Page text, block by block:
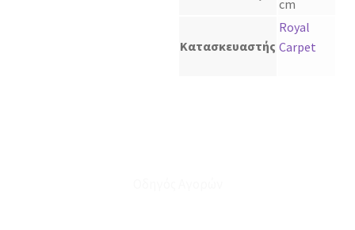
cm
Κατασκευαστής
Royal
Carpet